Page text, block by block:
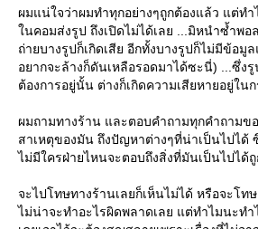
ผมแน่ใจว่าผมทำทุกอย่างๆถูกต้องแล้ว แต่ท
นคอมส่งรูป ถึงเปิดไม่ได้เลย ...มิหนำซ้ำพอ
ถ่ายบางรูปก็เกิดเสีย อีกทั้งบางรูปก็ไม่มีข้อมู
อยากจะล้างก็ดันเหลือรอดมาได้ซะนี่) ...ซึ่ง
ต้องการอยู่นั้น ต่างก็เกิดความเสียหายอยู่ใน
ผมถามทางร้าน และตอบคำถามทุกคำถามข
สาเหตุของมัน ถึงปัญหาต่างๆที่น่าเป็นไปได้
ไม่มีใครฝ่ายไหนจะตอบถึงสิ่งที่มันเป็นไปได้
จะไปโทษทางร้านเลยก็เห็นไม่ได้ หรือจะโท
ไม่น่าจะทำอะไรผิดพลาดเลย แต่ทำไมนะ